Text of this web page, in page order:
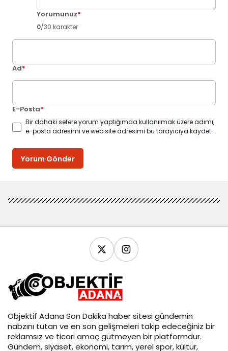
Yorumunuz*
0/30 karakter
Ad*
E-Posta*
Bir dahaki sefere yorum yaptığımda kullanılmak üzere adımı,
e-posta adresimi ve web site adresimi bu tarayıcıya kaydet.
Yorum Gönder
Objektif Adana Son Dakika haber sitesi gündemin
nabzını tutan ve en son gelişmeleri takip edeceğiniz bir
reklamsız ve ticari amaç gütmeyen bir platformdur.
Gündem, siyaset, ekonomi, tarım, yerel spor, kültür,